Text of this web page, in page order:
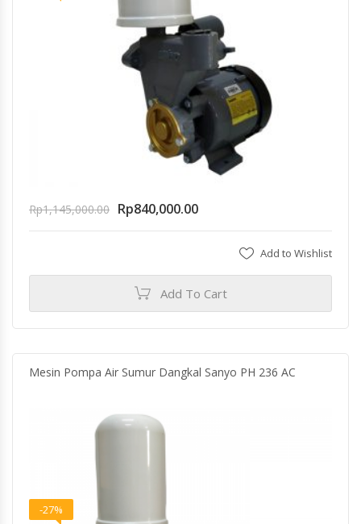
Rp1,145,000.00 Rp840,000.00
Add to Wishlist
Add To Cart
Mesin Pompa Air Sumur Dangkal Sanyo PH 236 AC
-27%